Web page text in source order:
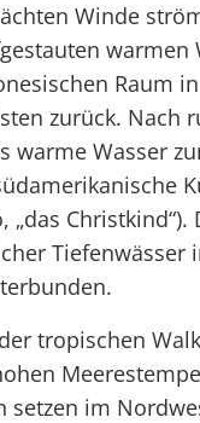
Winde
warmen
Raum
zurück. Nach
warme Wasser
„das
Tiefenwässer
tropischen
setzen im